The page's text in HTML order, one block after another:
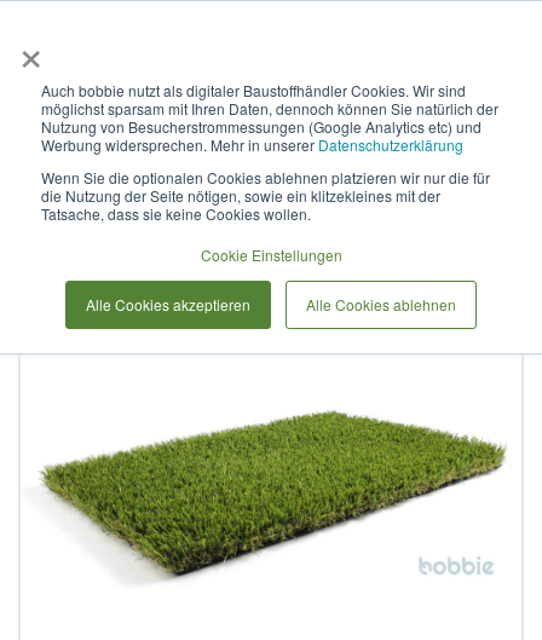
×
Auch bobbie nutzt als digitaler Baustoffhändler Cookies. Wir sind
möglichst sparsam mit Ihren Daten, dennoch können Sie natürlich der
Nutzung von Besucherstrommessungen (Google Analytics etc) und
Werbung widersprechen. Mehr in unserer Datenschutzerklärung
Wenn Sie die optionalen Cookies ablehnen platzieren wir nur die für
die Nutzung der Seite nötigen, sowie ein klitzekleines mit der
Tatsache, dass sie keine Cookies wollen.
Cookie Einstellungen
Alle Cookies akzeptieren Alle Cookies ablehnen
Polygard Kunstrasen
Premium
Bildergalerie
springen